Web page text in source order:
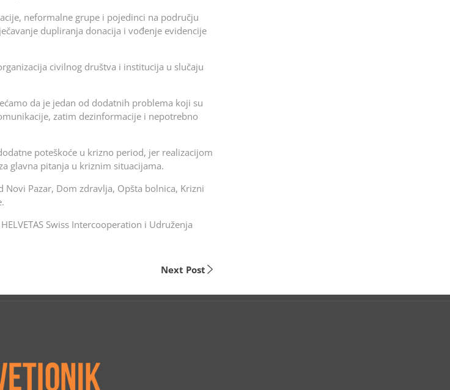
neformalne grupe i pojedinci na području
dupliranja donacija i vođenje evidencije
civilnog društva i institucija u slučaju
da je jedan od dodatnih problema koji su
zatim dezinformacije i nepotrebno
poteškoće u krizno period, jer realizacijom
glavna pitanja u kriznim situacijama.
Pazar, Dom zdravlja, Opšta bolnica, Krizni
Swiss Intercooperation i Udruženja
Next Post